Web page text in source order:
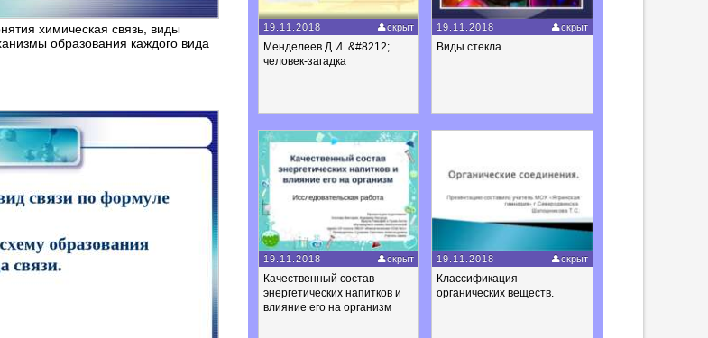
химическая связь, виды
образования каждого вида
19.11.2018 скрыт
Менделеев Д.И. &#8212;
человек-загадка
19.11.2018 скрыт
Виды стекла
19.11.2018 скрыт
Качественный состав
энергетических напитков и
влияние его на организм
19.11.2018 скрыт
Классификация
органических веществ.